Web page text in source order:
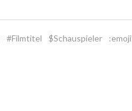
#Filmtitel $Schauspieler :emoji